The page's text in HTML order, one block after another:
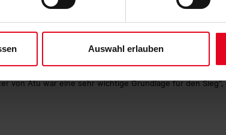
Auswahl erlauben
ab, der nur den Fuß hinhalten musste und auf 2:0
ein, nachdem er ein Handspiel Jordy Makengos im
stimmte Referee Gerach zu und zeigte auf den
erfolgreich, schnappte sich den Ball, sollte Atubolu
den Zwei-Tore-Vorsprung für den SC fest. Es war sein
von Atu war eine sehr wichtige Grundlage für den Sieg",